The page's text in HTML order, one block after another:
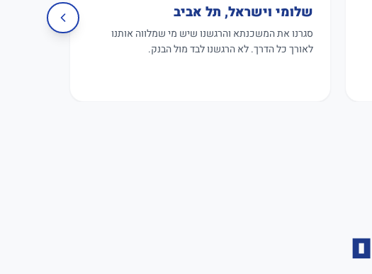
שלומי וישראל, תל אביב
סגרנו את המשכנתא והרגשנו שיש מי שמלווה אותנו
לאורך כל הדרך. לא הרגשנו לבד מול הבנק.